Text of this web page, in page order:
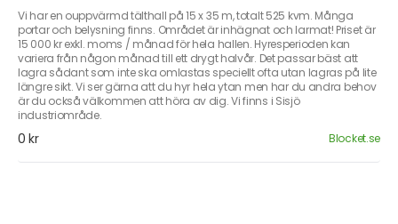
Vi har en ouppvärmd tälthall på 15 x 35 m, totalt 525 kvm. Många
portar och belysning finns. Området är inhägnat och larmat! Priset är
15 000 kr exkl. moms / månad för hela hallen. Hyresperioden kan
variera från någon månad till ett drygt halvår. Det passar bäst att
lagra sådant som inte ska omlastas speciellt ofta utan lagras på lite
längre sikt. Vi ser gärna att du hyr hela ytan men har du andra behov
är du också välkommen att höra av dig. Vi finns i Sisjö
industriområde.
0 kr Blocket.se